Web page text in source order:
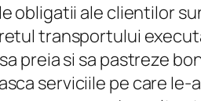
obligatii ale clientilor
transportului
preia si sa pastreze
serviciile pe care